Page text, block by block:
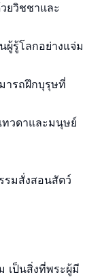
ยวิชชาและ
ผู้รู้โลกอย่างแจ่ม
ารถฝึกบุรุษที่
ทวดาและมนุษย์
รมสั่งสอนสัตว์
เป็นสิ่งที่พระผู้มี